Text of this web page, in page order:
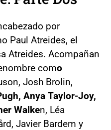
por
Paul Atreides, el
Atreides. Acompañan
como
Josh Brolin,
Anya Taylor-Joy,
Walken, Léa
Javier Bardem y